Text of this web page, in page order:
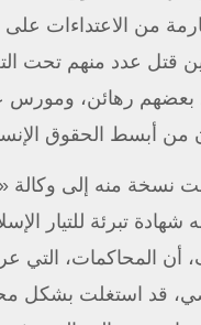
الاعتداءات على حقوق
منهم تحت التعذيب،
رهائن، ومورس عليهم
الحقوق الإنسانية.
منه إلى وكالة « قدس
للتيار الإسلامي
التي عرفتها
بشكل محكم،